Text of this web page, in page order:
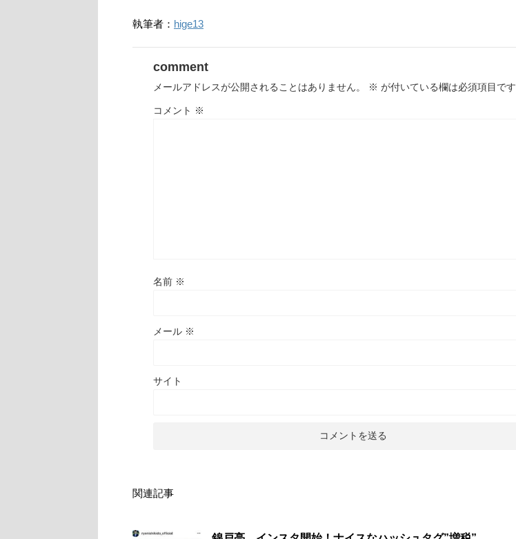
執筆者： hige13
comment
メールアドレスが公開されることはありません。 ※ が付いている欄は必須項目です
コメント ※
名前 ※
メール ※
サイト
関連記事